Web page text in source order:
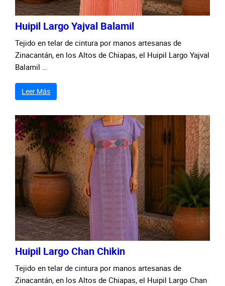
Huipil Largo Yajval Balamil
Tejido en telar de cintura por manos artesanas de
Zinacantán, en los Altos de Chiapas, el Huipil Largo Yajval
Balamil …
Leer Más
Huipil Largo Chan Chikin
Tejido en telar de cintura por manos artesanas de
Zinacantán, en los Altos de Chiapas, el Huipil Largo Chan